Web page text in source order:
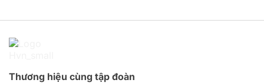
Thương hiệu cùng tập đoàn